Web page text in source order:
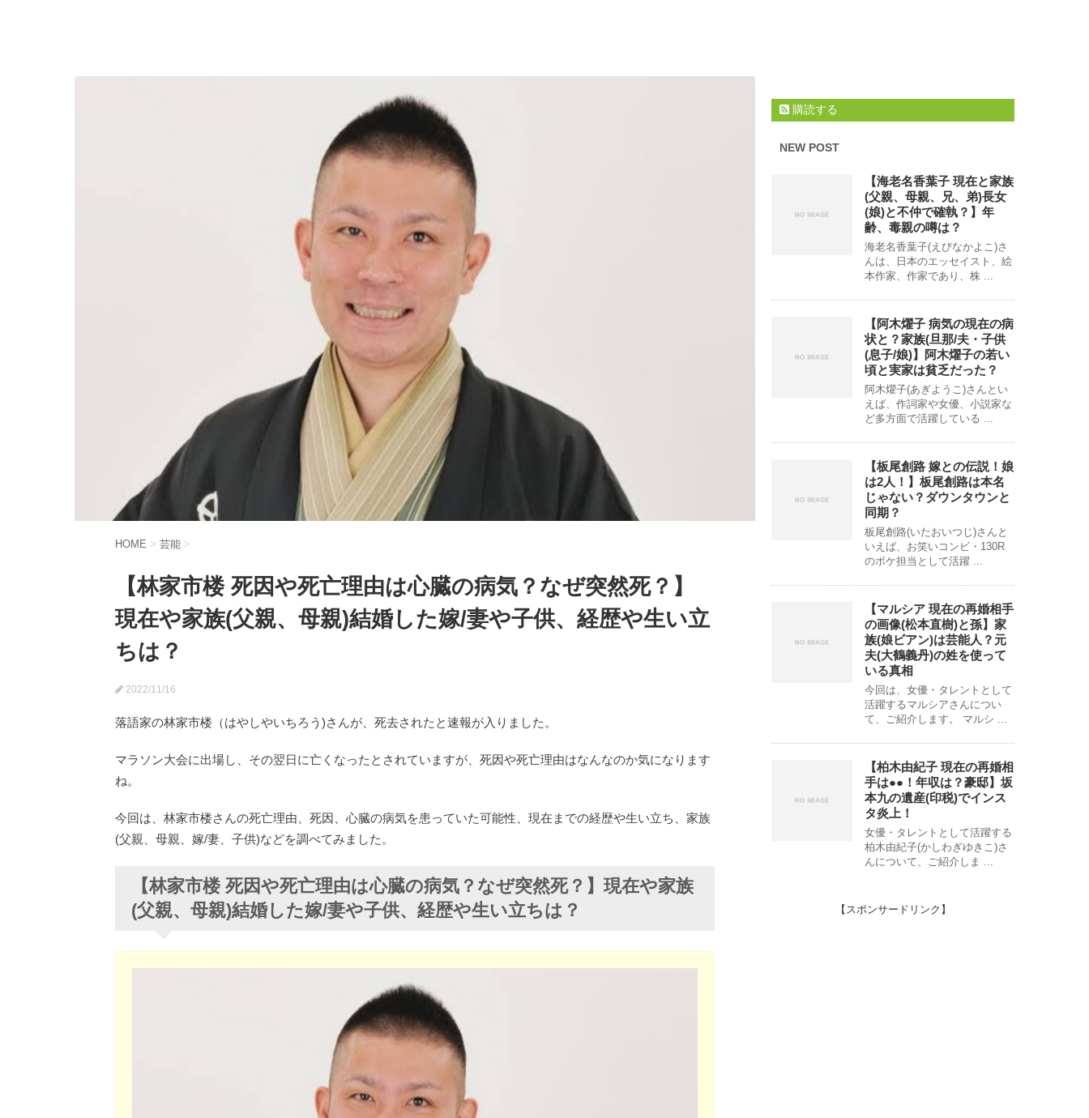
HOME > 芸能 >
【林家市楼 死因や死亡理由は心臓の病気？なぜ突然死？】
現在や家族(父親、母親)結婚した嫁/妻や子供、経歴や生い立
ちは？
2022/11/16
落語家の林家市楼（はやしやいちろう)さんが、死去されたと速報が入りました。
マラソン大会に出場し、その翌日に亡くなったとされていますが、死因や死亡理由はなんなのか気になります
ね。
今回は、林家市楼さんの死亡理由、死因、心臓の病気を患っていた可能性、現在までの経歴や生い立ち、家族
(父親、母親、嫁/妻、子供)などを調べてみました。
【林家市楼 死因や死亡理由は心臓の病気？なぜ突然死？】現在や家族
(父親、母親)結婚した嫁/妻や子供、経歴や生い立ちは？
購読する
NEW POST
【海老名香葉子 現在と家族
(父親、母親、兄、弟)長女
(娘)と不仲で確執？】年
齢、毒親の噂は？
海老名香葉子(えびなかよこ)さ
んは、日本のエッセイスト、絵
本作家、作家であり、株 ...
【阿木燿子 病気の現在の病
状と？家族(旦那/夫・子供
(息子/娘)】阿木燿子の若い
頃と実家は貧乏だった？
阿木燿子(あぎようこ)さんとい
えば、作詞家や女優、小説家な
ど多方面で活躍している ...
【板尾創路 嫁との伝説！娘
は2人！】板尾創路は本名
じゃない？ダウンタウンと
同期？
板尾創路(いたおいつじ)さんと
いえば、お笑いコンビ・130R
のボケ担当として活躍 ...
【マルシア 現在の再婚相手
の画像(松本直樹)と孫】家
族(娘ビアン)は芸能人？元
夫(大鶴義丹)の姓を使って
いる真相
今回は、女優・タレントとして
活躍するマルシアさんについ
て、ご紹介します。 マルシ ...
【柏木由紀子 現在の再婚相
手は●●！年収は？豪邸】坂
本九の遺産(印税)でインス
タ炎上！
女優・タレントとして活躍する
柏木由紀子(かしわぎゆきこ)さ
んについて、ご紹介しま ...
【スポンサードリンク】